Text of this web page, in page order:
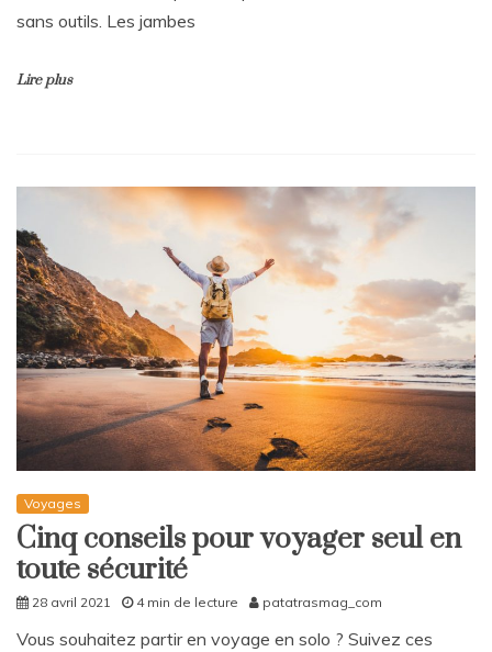
sans outils. Les jambes
Lire plus
Voyages
Cinq conseils pour voyager seul en
toute sécurité
28 avril 2021 4 min de lecture patatrasmag_com
Vous souhaitez partir en voyage en solo ? Suivez ces